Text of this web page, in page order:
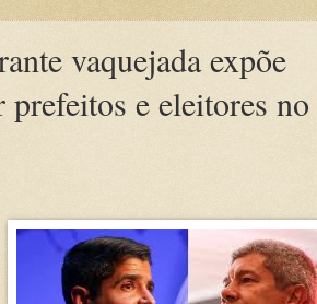
vaquejada expõe
e eleitores no